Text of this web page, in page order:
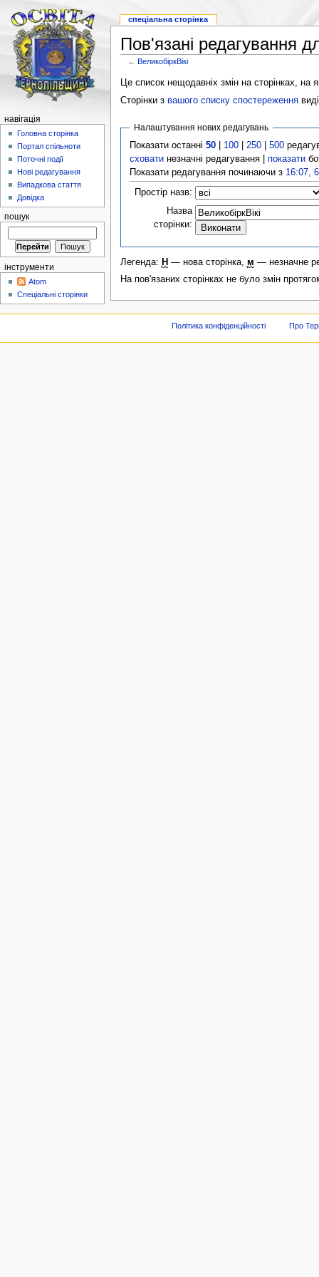
Пов'язані редагування
←ВеликобіркВікі
Це список нещодавніх змін на сторінках, на
Сторінки з вашого списку спостереження
Налаштування нових редагувань
Показати останні50 100 |250 |500
сховати незначні редагування |показати
Показати редагування починаючи з 16:07,
Простір назв:
Назва
сторінки:
Легенда: Н — нова сторінка, м — незначне
На пов'язаних сторінках не було змін
спеціальна сторінка
навігація
Головна сторінка
Портал спільноти
Поточні події
Нові редагування
Випадкова стаття
Довідка
пошук
інструменти
Atom
Спеціальні сторінки
Політика конфіденційності Про